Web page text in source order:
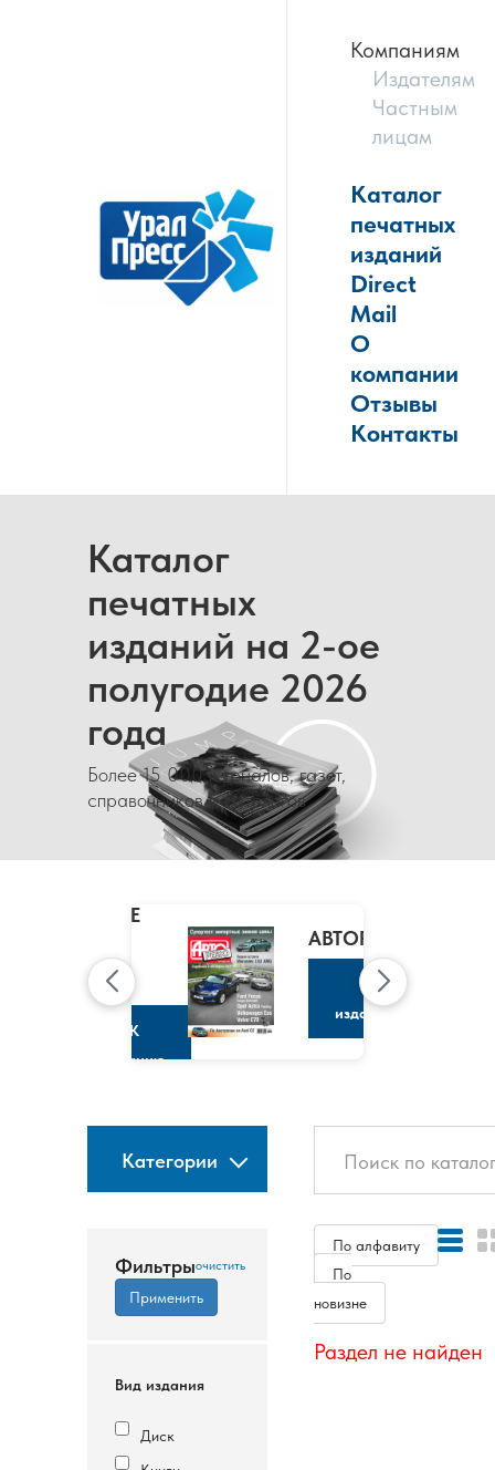
Компаниям
Издателям
Частным
лицам
Каталог
печатных
изданий
Direct
Mail
О
компании
Отзывы
Контакты
Каталог
печатных
изданий на 2-ое
полугодие 2026
года
Более 15 000 журналов, газет,
справочников и каталогов
CLAIRE
МАРИ
КЛЭР
К
изданию
АВТОРЕВЮ
К
изданию
Категории
Фильтры
Вид издания
Диск
По алфавиту
По
новизне
Раздел не найден